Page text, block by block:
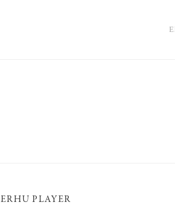
ERHU PLAYER